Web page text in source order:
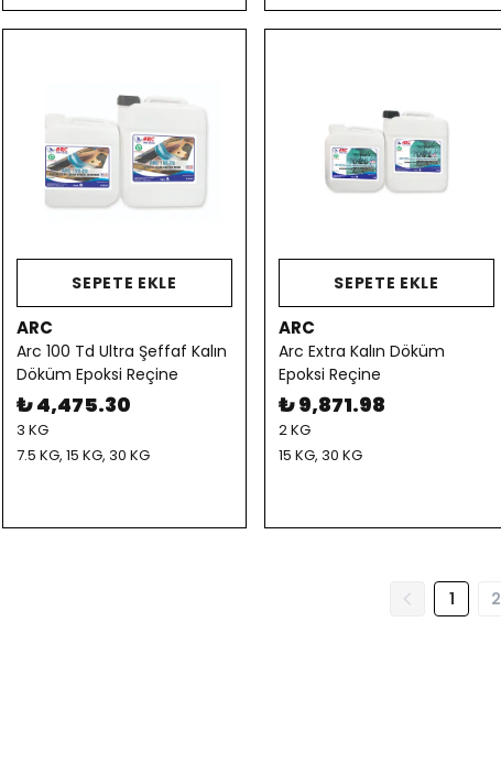
SEPETE EKLE
ARC
Arc 100 Td Ultra Şeffaf Kalın
Döküm Epoksi Reçine
₺ 4,475.30
3 KG
7.5 KG, 15 KG, 30 KG
SEPETE EKLE
ARC
Arc Extra Kalın Döküm
Epoksi Reçine
₺ 9,871.98
2 KG
15 KG, 30 KG
1 2